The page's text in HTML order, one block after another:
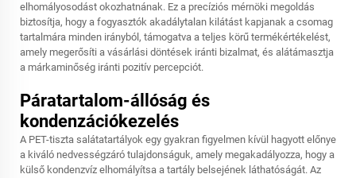
elhomályosodást okozhatnának. Ez a precíziós mérnöki megoldás
biztosítja, hogy a fogyasztók akadálytalan kilátást kapjanak a csomag
tartalmára minden irányból, támogatva a teljes körű termékértékelést,
amely megerősíti a vásárlási döntések iránti bizalmat, és alátámasztja
a márkaminőség iránti pozitív percepciót.
Páratartalom-állóság és
kondenzációkezelés
A PET-tiszta salátatartályok egy gyakran figyelmen kívül hagyott előnye
a kiváló nedvességzáró tulajdonságuk, amely megakadályozza, hogy a
külső kondenzvíz elhomályítsa a tartály belsejének láthatóságát. Az